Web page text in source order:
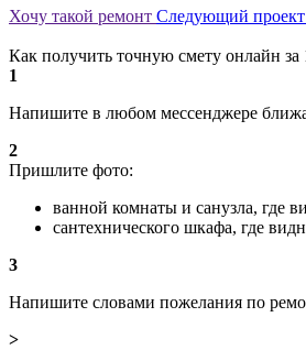
Хочу такой ремонт Следующий
Как получить точную смету онлайн за
1
Напишите в любом мессенджере
2
Пришлите фото:
ванной комнаты и санузла, где
сантехнического шкафа, где
3
Напишите словами пожелания по
>